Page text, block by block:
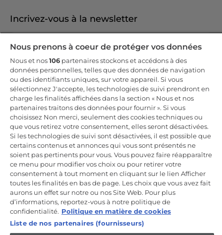
Incrivez-vous à la newsletter
première commande
CANDY HOOVER GROUP S.r.I. - Associé unique - SIÈGE SOCIAL :
Via Comolli, 57 - 20861 Brugherio (MB) - Italie - SIÈGES
ADMINISTRATIFS : Via Privata Eden Fumagalli snc - 20861
Brugherio (MB) et Via Trento n. 20/A-22 - 20871 Vimercate (MB) -
Italie - Tél. : +39.039.2086.1 - Fax : +39.039.2086.237 - Capital social
35 000 000,00 € iv - Cod. Code fiscal et numéro d'inscription au
registre du commerce de Milan-Monza-Brianza-Lodi 04666310158 -
Numéro de TVA 00786860965 - Numéro REA : MB-1033934 -
Autorisation IT AEOF 211870 - Société soumise aux activités de
gestion et de coordination de Candy S.p.A.
FR / Français
Nous prenons à coeur de protéger vos données
Nous et nos106 partenaires stockons et accédons à des
données personnelles, telles que des données de navigation
ou des identifiants uniques, sur votre appareil. Si vous
sélectionnez J'accepte, les technologies de suivi prendront en
charge les finalités affichées dans la section « Nous et nos
partenaires traitons des données pour fournir ». Si vous
choisissez Non merci, seulement des cookies techniques ou
que vous retirez votre consentement, elles seront désactivées.
Si les technologies de suivi sont désactivées, il est possible que
certains contenus et annonces qui vous sont présentés ne
soient pas pertinents pour vous. Vous pouvez faire réapparaître
ce menu pour modifier vos choix ou pour retirer votre
consentement à tout moment en cliquant sur le lien Afficher
toutes les finalités en bas de page. Les choix que vous avez fait
aurons un effet sur notre ou nos Site Web. Pour plus
d’informations, reportez-vous à notre politique de
confidentialité. Politique en matière de cookies
Liste de nos partenaires (fournisseurs)